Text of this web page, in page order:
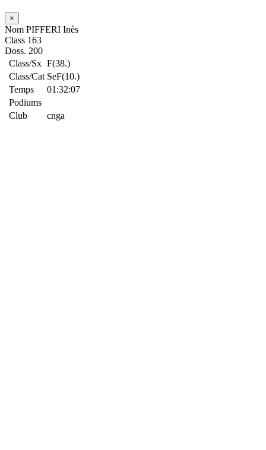
×
Nom PIFFERI Inès
Class 163
Doss. 200
Class/Sx F(38.)
Class/Cat SeF(10.)
Temps
01:32:07
Podiums
Club
cnga